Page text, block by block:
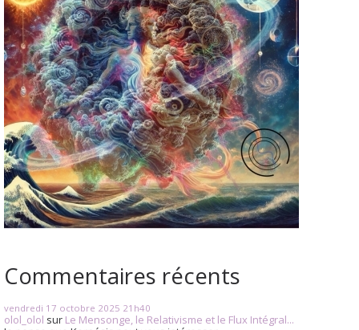
Commentaires récents
vendredi 17 octobre 2025 21h40
olol_olol sur Le Mensonge, le Relativisme et le Flux Intégral...